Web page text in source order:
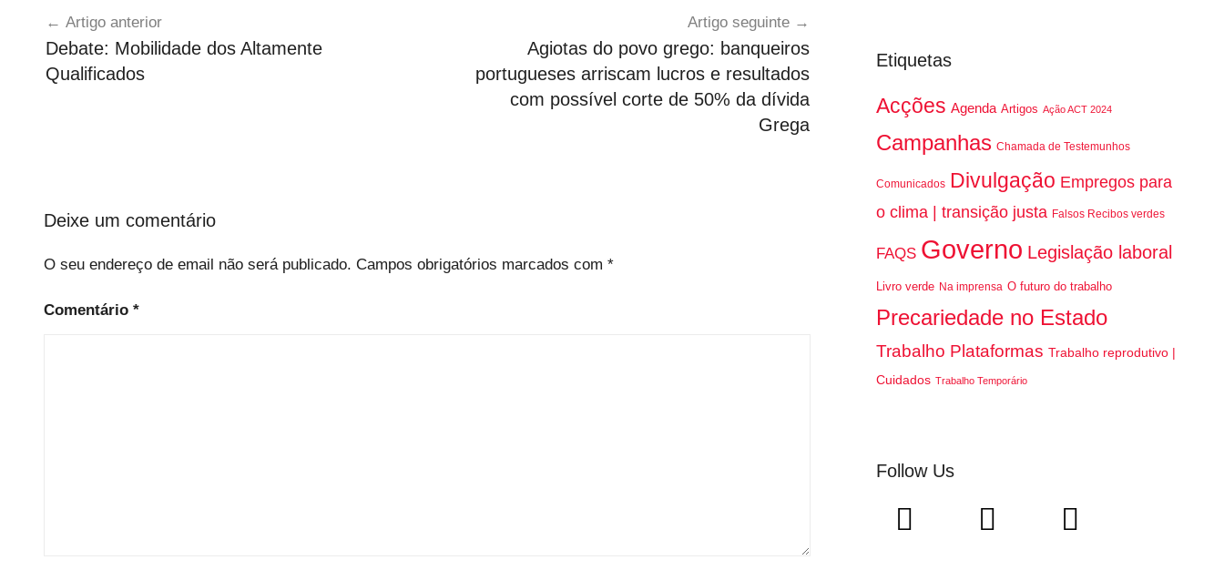
c
a
t
z
d
artigos
Artigo anterior
Debate: Mobilidade dos Altamente
Qualificados
Artigo seguinte
Agiotas do povo grego: banqueiros
portugueses arriscam lucros e resultados
com possível corte de 50% da dívida
Grega
Deixe um comentário
O seu endereço de email não será publicado. Campos obrigatórios marcados com *
Comentário *
Etiquetas
Acções Agenda Artigos Ação ACT 2024
Campanhas Chamada de Testemunhos
Comunicados Divulgação Empregos para
o clima | transição justa Falsos Recibos verdes
FAQS Governo Legislação laboral
Livro verde Na imprensa O futuro do trabalho
Precariedade no Estado
Trabalho Plataformas Trabalho reprodutivo |
Cuidados Trabalho Temporário
Follow Us